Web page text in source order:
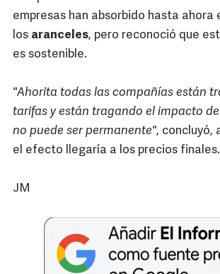
empresas han absorbido hasta ahora
los aranceles, pero reconoció que
es sostenible.
"Ahorita todas las compañías están
tarifas y están tragando el impacto de
no puede ser permanente", concluyó,
el efecto llegaría a los precios finales.
JM